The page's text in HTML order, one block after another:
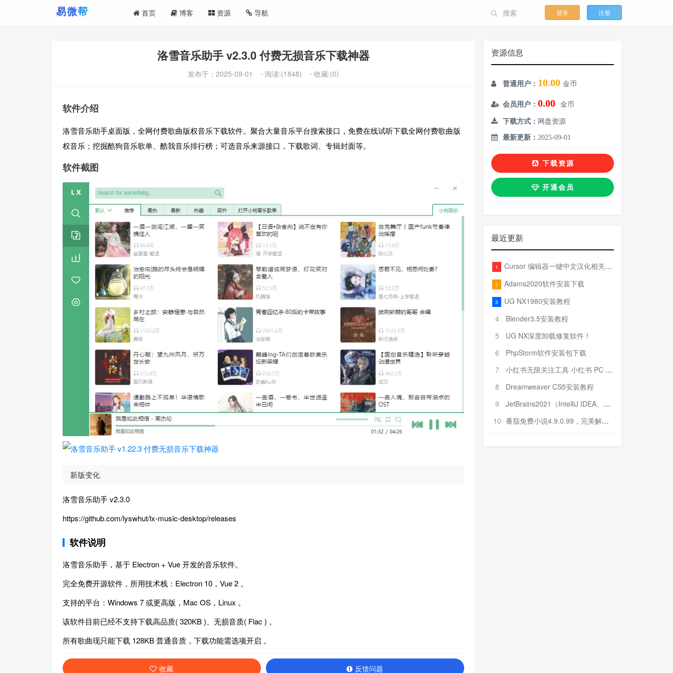
首页 博客 资源 导航 登录 注册
洛雪音乐助手 v2.3.0 付费无损音乐下载神器
发布于： 2025-09-01 ⋅ 阅读:(1848) ⋅ 收藏:(0)
软件介绍
洛雪音乐助手桌面版，全网付费歌曲版权音乐下载软件。聚合大量音乐平台搜索接口，免费在线试听下载全网付费歌曲版
权音乐；挖掘酷狗音乐歌单、酷我音乐排行榜；可选音乐来源接口，下载歌词、专辑封面等。
软件截图
新版变化
洛雪音乐助手 v2.3.0
https://github.com/lyswhut/lx-music-desktop/releases
软件说明
洛雪音乐助手，基于 Electron + Vue 开发的音乐软件。
完全免费开源软件，所用技术栈：Electron 10，Vue 2 。
支持的平台：Windows 7 或更高版，Mac OS，Linux 。
该软件目前已经不支持下载高品质( 320KB )、无损音质( Flac ) 。
所有歌曲现只能下载 128KB 普通音质，下载功能需选项开启 。
收藏 反馈问题
资源信息
普通用户： 10.00 金币
会员用户： 0.00 金币
下载方式： 网盘资源
最新更新： 2025-09-01
下载资源
开通会员
最近更新
1 Cursor 编辑器一键中文汉化相关文件
2 Adams2020软件安装下载
3
UG NX1980安装教程
4
Blender3.5安装教程
5
UG NX深度卸载修复软件！
6
PhpStorm软件安装包下载
7
小红书无限关注工具 小红书 PC 端批量关注引流工具
8
Dreamweaver CS5安装教程
9
JetBrains2021（IntelliJ IDEA、Pycharm、PhpStorm、Rider……）安装教程
10 番茄免费小说4.9.0.99，完美解锁VIP特权！